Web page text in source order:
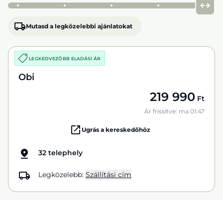
Mutasd a legközelebbi ajánlatokat
LEGKEDVEZŐBB ELADÁSI ÁR
Obi
219 990 Ft
Ár frissítve: ma 01:47
Ugrás a kereskedőhöz
32 telephely
Legközelebb: Szállítási cím